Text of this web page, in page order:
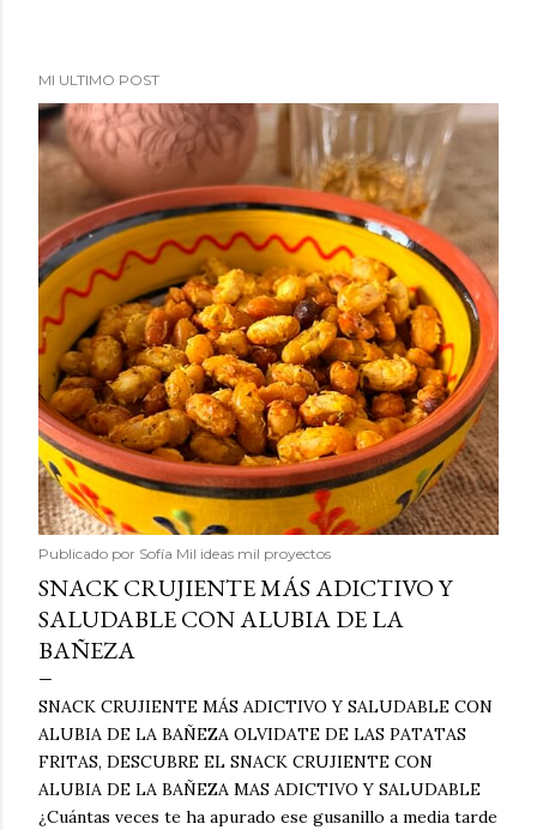
MI ULTIMO POST
Publicado por Sofía Mil ideas mil proyectos
SNACK CRUJIENTE MÁS ADICTIVO Y
SALUDABLE CON ALUBIA DE LA
BAÑEZA
SNACK CRUJIENTE MÁS ADICTIVO Y SALUDABLE CON
ALUBIA DE LA BAÑEZA OLVIDATE DE LAS PATATAS
FRITAS, DESCUBRE EL SNACK CRUJIENTE CON
ALUBIA DE LA BAÑEZA MAS ADICTIVO Y SALUDABLE
¿Cuántas veces te ha apurado ese gusanillo a media tarde